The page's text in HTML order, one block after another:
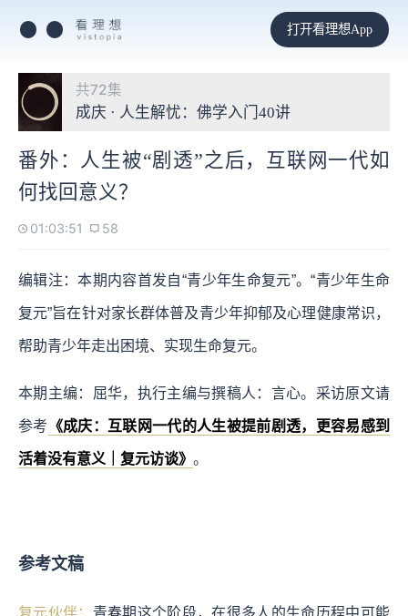
打开看理想App
共72集
成庆 · 人生解忧：佛学入门40讲
番外：人生被“剧透”之后，互联网一代如
何找回意义？
01:03:51 58
编辑注：本期内容首发自“青少年生命复元”。“青少年生命
复元”旨在针对家长群体普及青少年抑郁及心理健康常识，
帮助青少年走出困境、实现生命复元。
本期主编：屈华，执行主编与撰稿人：言心。采访原文请
参考 《成庆：互联网一代的人生被提前剧透，更容易感到
活着没有意义｜复元访谈》 。
参考文稿
复元伙伴： 青春期这个阶段，在很多人的生命历程中可能